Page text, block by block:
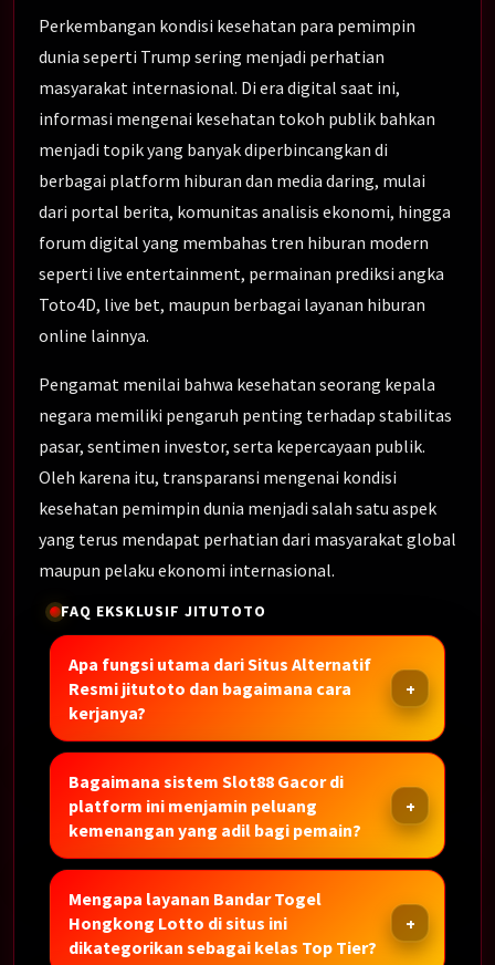
Perkembangan kondisi kesehatan para pemimpin
dunia seperti Trump sering menjadi perhatian
masyarakat internasional. Di era digital saat ini,
informasi mengenai kesehatan tokoh publik bahkan
menjadi topik yang banyak diperbincangkan di
berbagai platform hiburan dan media daring, mulai
dari portal berita, komunitas analisis ekonomi, hingga
forum digital yang membahas tren hiburan modern
seperti live entertainment, permainan prediksi angka
Toto4D, live bet, maupun berbagai layanan hiburan
online lainnya.
Pengamat menilai bahwa kesehatan seorang kepala
negara memiliki pengaruh penting terhadap stabilitas
pasar, sentimen investor, serta kepercayaan publik.
Oleh karena itu, transparansi mengenai kondisi
kesehatan pemimpin dunia menjadi salah satu aspek
yang terus mendapat perhatian dari masyarakat global
maupun pelaku ekonomi internasional.
FAQ EKSKLUSIF JITUTOTO
Apa fungsi utama dari Situs Alternatif
Resmi jitutoto dan bagaimana cara
kerjanya?
Bagaimana sistem Slot88 Gacor di
platform ini menjamin peluang
kemenangan yang adil bagi pemain?
Mengapa layanan Bandar Togel
Hongkong Lotto di situs ini
dikategorikan sebagai kelas Top Tier?